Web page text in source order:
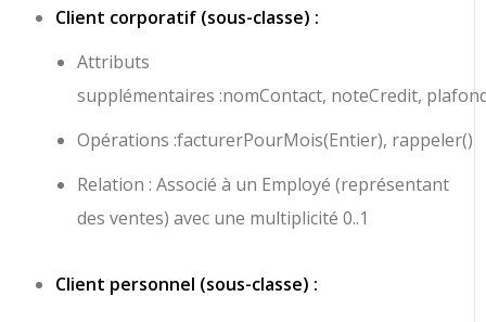
Client corporatif (sous-classe) :
Attributs
supplémentaires :nomContact, noteCredit,
Opérations :facturerPourMois(Entier), rappeler()
Relation : Associé à un Employé (représentant
des ventes) avec une multiplicité 0..1
Client personnel (sous-classe) :